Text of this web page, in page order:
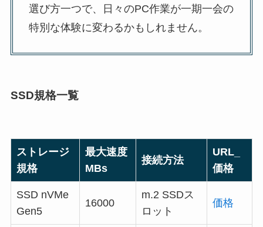
選び方一つで、日々のPC作業が一期一会の
特別な体験に変わるかもしれません。
SSD規格一覧
ストレージ
規格
最大速度
MBs
接続方法
URL_
価格
SSD nVMe
Gen5
16000
m.2 SSDス
ロット
価格